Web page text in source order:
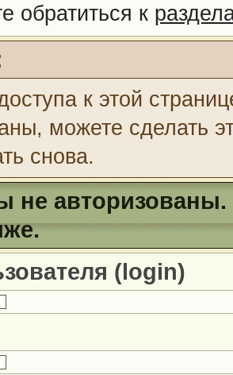
обратиться к
к этой
можете сделать
снова.
не авторизованы.
(login)